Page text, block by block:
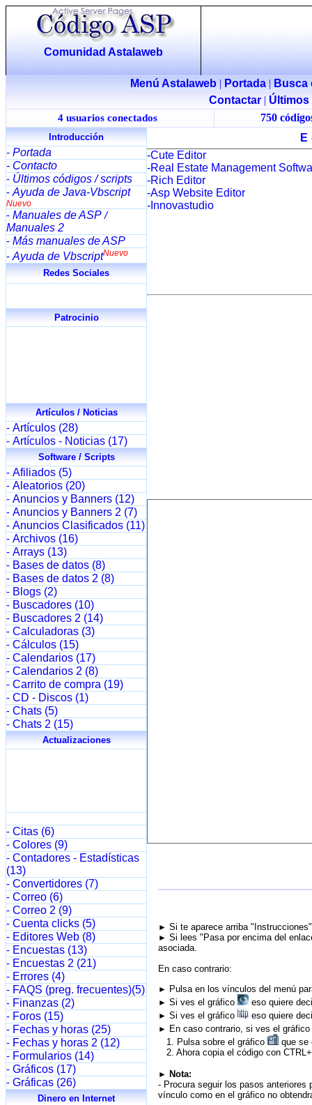
Comunidad Astalaweb
Menú Astalaweb | Portada | Busca
Contactar |
4 usuarios conectados 750
Introducción
- Portada
- Contacto
- Últimos códigos / scripts
- Ayuda de Java-Vbscript
Nuevo
- Manuales de ASP/
Manuales 2
- Más manuales de ASP
- Ayuda de VbscriptNuevo
Redes Sociales
Patrocinio
Artículos / Noticias
- Artículos (28)
- Artículos - Noticias (17)
Software / Scripts
- Afiliados (5)
- Aleatorios (20)
- Anuncios y Banners (12)
- Anuncios y Banners 2 (7)
- Anuncios Clasificados (11)
- Archivos (16)
- Arrays (13)
- Bases de datos (8)
- Bases de datos 2 (8)
- Blogs (2)
- Buscadores (10)
- Buscadores 2 (14)
- Calculadoras (3)
- Cálculos (15)
- Calendarios (17)
- Calendarios 2 (8)
- Carrito de compra (19)
- CD - Discos (1)
- Chats (5)
- Chats 2 (15)
Actualizaciones
- Citas (6)
- Colores (9)
- Contadores - Estadísticas
(13)
- Convertidores (7)
- Correo (6)
- Correo 2 (9)
- Cuenta clicks (5)
- Editores Web (8)
- Encuestas (13)
- Encuestas 2 (21)
- Errores (4)
- FAQS (preg. frecuentes)(5)
- Finanzas (2)
- Foros (15)
- Fechas y horas (25)
- Fechas y horas 2 (12)
- Formularios (14)
- Gráficos (17)
- Gráficas (26)
Dinero en Internet
-Cute Editor
-Real Estate Management
-Rich Editor
-Asp Website Editor
-Innovastudio
► Si te aparece arriba
► Si lees "Pasa por encima del
asociada.
En caso contrario:
► Pulsa en los vínculos del menú
► Si ves el gráfico eso quiere
► Si ves el gráfico eso quiere
► En caso contrario, si ves el gráfico
1. Pulsa sobre el gráfico
que se
2. Ahora copia el código con
► Nota:
- Procura seguir los pasos
vínculo como en el gráfico no